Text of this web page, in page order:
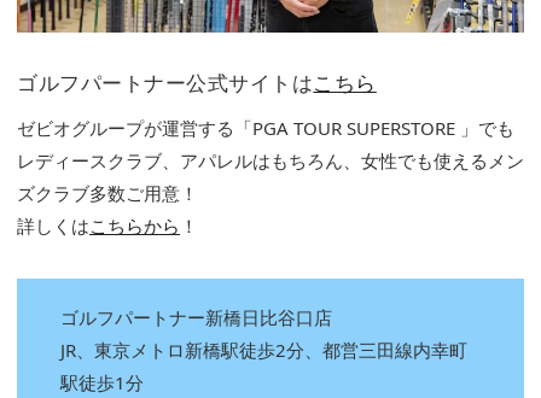
ゴルフパートナー公式サイトはこちら
ゼビオグループが運営する「PGA TOUR SUPERSTORE 」でも
レディースクラブ、アパレルはもちろん、女性でも使えるメン
ズクラブ多数ご用意！
詳しくはこちらから ！
ゴルフパートナー新橋日比谷口店
JR、東京メトロ新橋駅徒歩2分、都営三田線内幸町
駅徒歩1分